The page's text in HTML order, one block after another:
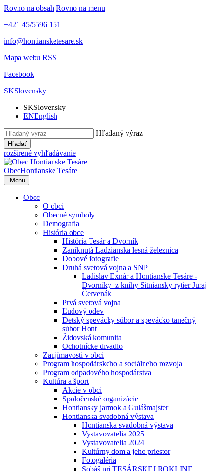
Rovno na obsah Rovno na menu
+421 45/5596 151
info@hontiansketesare.sk
Mapa webu RSS
Facebook
SKSlovensky
SKSlovensky
ENEnglish
Hľadaný výraz
Hľadať
rozšírené vyhľadávanie
ObecHontianske Tesáre
Menu
Obec
O obci
Obecné symboly
Demografia
História obce
História Tesár a Dvorník
Zaniknutá Ladzianska lesná železnica
Dobové fotografie
Druhá svetová vojna a SNP
Ladislav Exnár a Hontianske Tesáre -
Dvorníky z knihy Sitniansky rytier Juraj
Červenák
Prvá svetová vojna
Ľudový odev
Detský spevácky súbor a spevácko tanečný
súbor Hont
Židovská komunita
Ochotnícke divadlo
Zaujímavosti v obci
Program hospodárskeho a sociálneho rozvoja
Program odpadového hospodárstva
Kultúra a šport
Akcie v obci
Spoločenské organizácie
Hontiansky jarmok a Gulášmajster
Hontianska svadobná výstava
Hontianska svadobná výstava
Vystavovatelia 2025
Vystavovatelia 2024
Kultúrny dom a jeho priestor
Fotogaléria
Sobáš pri TESÁRSKEJ ROKLINE